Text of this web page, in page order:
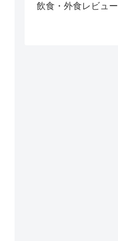
飲食・外食レビュー